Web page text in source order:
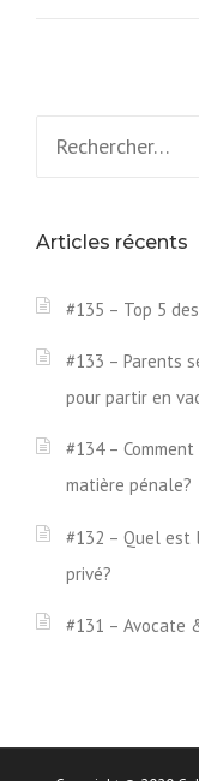
Articles récents
#135 – Top 5
#133 – Parents
pour partir en
#134 –
matière pénale?
#132 – Quel est
privé?
#131 – Avocate